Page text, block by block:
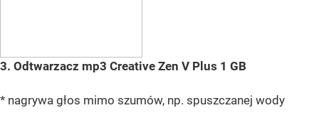
3. Odtwarzacz mp3 Creative Zen V Plus 1 GB
* nagrywa głos mimo szumów, np. spuszczanej wody